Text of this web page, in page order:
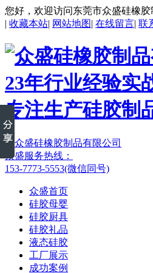
您好，欢迎访问东莞市众盛硅橡胶
| 收藏本站| 网站地图| 在线留言| 联
23年行业经验实
专注生产硅胶制
众盛服务热线：
153-7773-5553(微信同号)
众盛首页
硅胶母婴
硅胶厨具
硅胶礼品
液态硅胶
工厂展示
成功案例